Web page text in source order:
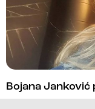
Bojana Janković